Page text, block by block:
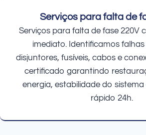
Serviços para falta de
Serviços para falta de fase 220V
imediato. Identificamos
disjuntores, fusíveis, cabos e
certificado garantindo
energia, estabilidade do
rápido 24h.